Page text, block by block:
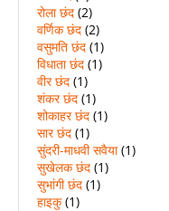
रोला छंद (2)
वर्णिक छंद (2)
वसुमति छंद (1)
विधाता छंद (1)
वीर छंद (1)
शंकर छंद (1)
शोकाहर छंद (1)
सार छंद (1)
सुंदरी-माधवी सवैया (1)
सुखेलक छंद (1)
सुभांगी छंद (1)
हाइकु (1)